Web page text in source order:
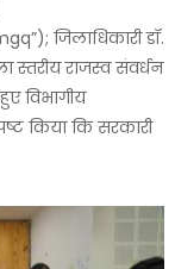
जिलाधिकारी डॉ.
राजस्व संवर्धन
विभागीय
किया कि सरकारी